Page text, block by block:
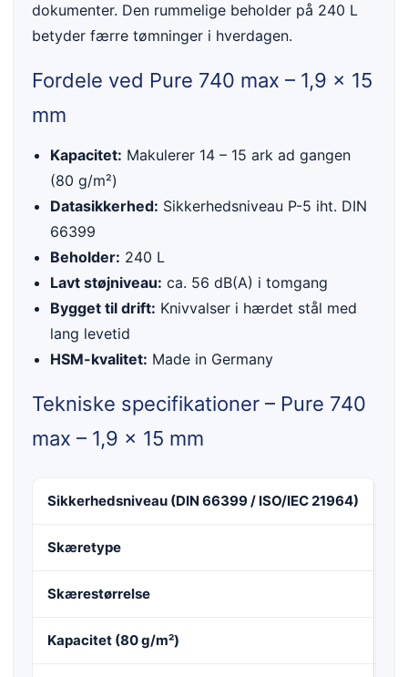
dokumenter. Den rummelige beholder på 240 L
betyder færre tømninger i hverdagen.
Fordele ved Pure 740 max – 1,9 x 15
mm
Kapacitet: Makulerer 14 – 15 ark ad gangen
(80 g/m²)
Datasikkerhed: Sikkerhedsniveau P-5 iht. DIN
66399
Beholder: 240 L
Lavt støjniveau: ca. 56 dB(A) i tomgang
Bygget til drift: Knivvalser i hærdet stål med
lang levetid
HSM-kvalitet: Made in Germany
Tekniske specifikationer – Pure 740
max – 1,9 x 15 mm
Sikkerhedsniveau (DIN 66399 / ISO/IEC 21964)
Skæretype
Skærestørrelse
Kapacitet (80 g/m²)